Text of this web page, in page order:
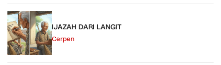
IJAZAH DARI LANGIT
Cerpen